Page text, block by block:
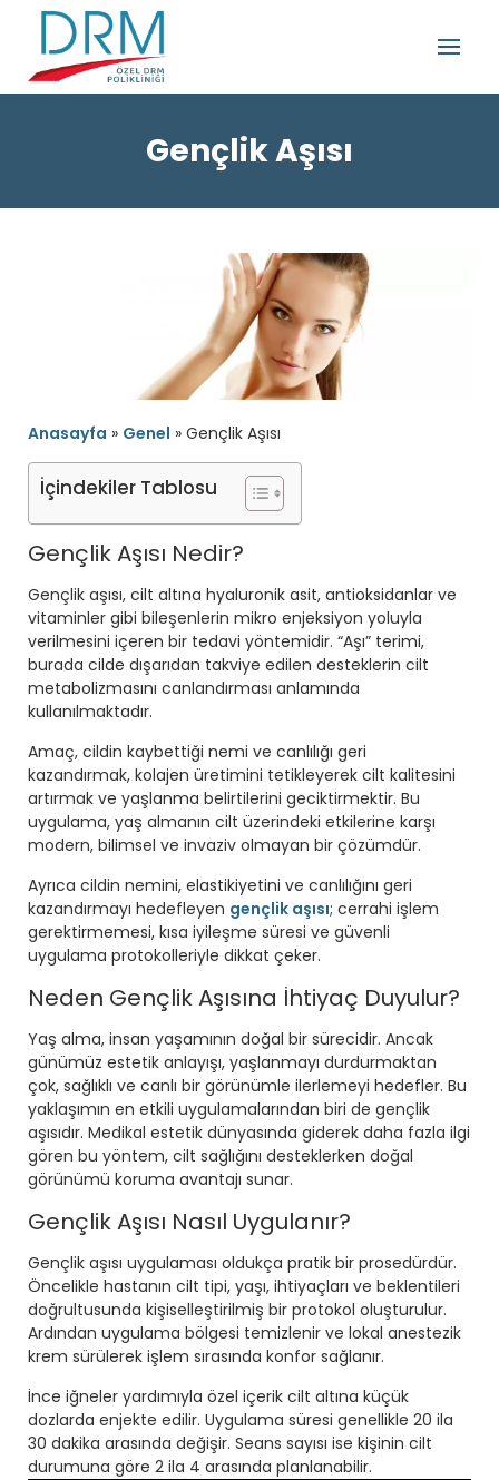
Gençlik Aşısı
Anasayfa » Genel » Gençlik Aşısı
İçindekiler Tablosu
Gençlik Aşısı Nedir?
Gençlik aşısı, cilt altına hyaluronik asit, antioksidanlar ve
vitaminler gibi bileşenlerin mikro enjeksiyon yoluyla
verilmesini içeren bir tedavi yöntemidir. “Aşı” terimi,
burada cilde dışarıdan takviye edilen desteklerin cilt
metabolizmasını canlandırması anlamında
kullanılmaktadır.
Amaç, cildin kaybettiği nemi ve canlılığı geri
kazandırmak, kolajen üretimini tetikleyerek cilt kalitesini
artırmak ve yaşlanma belirtilerini geciktirmektir. Bu
uygulama, yaş almanın cilt üzerindeki etkilerine karşı
modern, bilimsel ve invaziv olmayan bir çözümdür.
Ayrıca cildin nemini, elastikiyetini ve canlılığını geri
kazandırmayı hedefleyen gençlik aşısı; cerrahi işlem
gerektirmemesi, kısa iyileşme süresi ve güvenli
uygulama protokolleriyle dikkat çeker.
Neden Gençlik Aşısına İhtiyaç Duyulur?
Yaş alma, insan yaşamının doğal bir sürecidir. Ancak
günümüz estetik anlayışı, yaşlanmayı durdurmaktan
çok, sağlıklı ve canlı bir görünümle ilerlemeyi hedefler. Bu
yaklaşımın en etkili uygulamalarından biri de gençlik
aşısıdır. Medikal estetik dünyasında giderek daha fazla ilgi
gören bu yöntem, cilt sağlığını desteklerken doğal
görünümü koruma avantajı sunar.
Gençlik Aşısı Nasıl Uygulanır?
Gençlik aşısı uygulaması oldukça pratik bir prosedürdür.
Öncelikle hastanın cilt tipi, yaşı, ihtiyaçları ve beklentileri
doğrultusunda kişiselleştirilmiş bir protokol oluşturulur.
Ardından uygulama bölgesi temizlenir ve lokal anestezik
krem sürülerek işlem sırasında konfor sağlanır.
İnce iğneler yardımıyla özel içerik cilt altına küçük
dozlarda enjekte edilir. Uygulama süresi genellikle 20 ila
30 dakika arasında değişir. Seans sayısı ise kişinin cilt
durumuna göre 2 ila 4 arasında planlanabilir.